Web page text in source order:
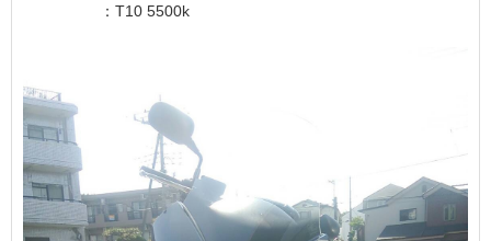
：T10 5500k